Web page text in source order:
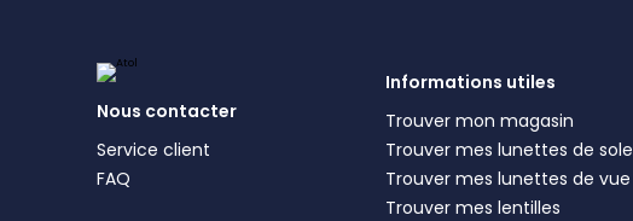
Nous contacter
Service client
FAQ
Informations utiles
Trouver mon magasin
Trouver mes lunettes de
Trouver mes lunettes de vue
Trouver mes lentilles